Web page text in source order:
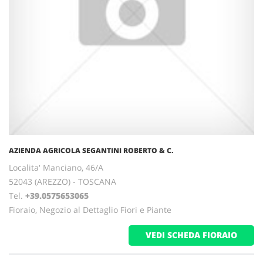
AZIENDA AGRICOLA SEGANTINI ROBERTO & C.
Localita' Manciano, 46/A
52043 (AREZZO) - TOSCANA
Tel. +39.0575653065
Fioraio, Negozio al Dettaglio Fiori e Piante
VEDI SCHEDA FIORAIO